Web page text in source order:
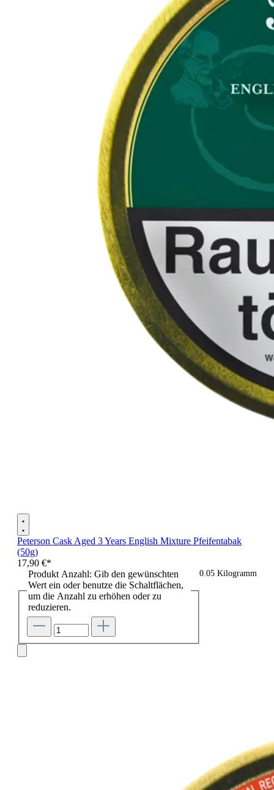
Peterson Cask Aged 3 Years English Mixture Pfeifentabak
(50g)
17,90 €*
0.05 Kilogramm
Produkt Anzahl: Gib den gewünschten
Wert ein oder benutze die Schaltflächen,
um die Anzahl zu erhöhen oder zu
reduzieren.